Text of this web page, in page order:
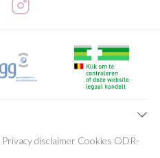
Privacy disclaimer Cookies ODR-